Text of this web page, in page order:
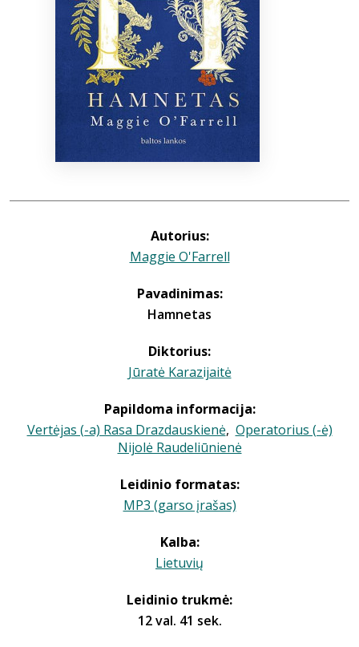
+370 667 80 541
Autorius:
Maggie O'Farrell
Pavadinimas:
Hamnetas
Diktorius:
Jūratė Karazijaitė
Papildoma informacija:
Vertėjas (-a) Rasa Drazdauskienė, Operatorius (-ė)
Nijolė Raudeliūnienė
Leidinio formatas:
MP3 (garso įrašas)
Kalba:
Lietuvių
Leidinio trukmė:
12 val. 41 sek.